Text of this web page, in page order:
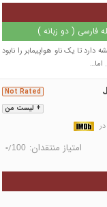
فارسی ( دو زبانه )
تا یک ناو هواپیمابر را نابود
اما…
+ لیست من
Not Rated
امتیاز منتقدان: -/100